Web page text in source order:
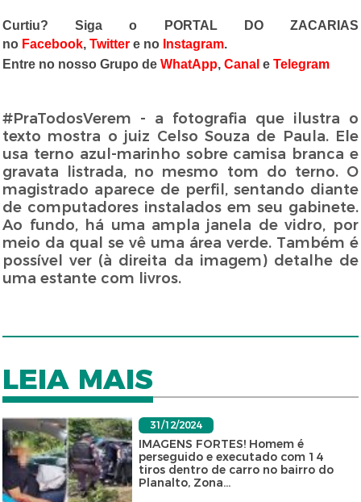
Curtiu? Siga o PORTAL DO ZACARIAS
no Facebook,Twitter e no Instagram.
Entre no nosso Grupo deWhatApp,Canal eTelegram
#PraTodosVerem - a fotografia que ilustra o
texto mostra o juiz Celso Souza de Paula. Ele
usa terno azul-marinho sobre camisa branca e
gravata listrada, no mesmo tom do terno. O
magistrado aparece de perfil, sentando diante
de computadores instalados em seu gabinete.
Ao fundo, há uma ampla janela de vidro, por
meio da qual se vê uma área verde. Também é
possível ver (à direita da imagem) detalhe de
uma estante com livros.
LEIA MAIS
31/12/2024
IMAGENS FORTES! Homem é
perseguido e executado com 14
tiros dentro de carro no bairro do
Planalto, Zona...